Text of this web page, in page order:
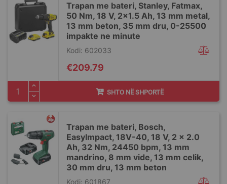
Trapan me bateri, Stanley, Fatmax,
50 Nm, 18 V, 2x1.5 Ah, 13 mm metal,
13 mm beton, 35 mm dru, 0-25500
impakte ne minute
Kodi: 602033
€209.79
SHTO NË SHPORTË
Trapan me bateri, Bosch,
EasyImpact, 18V-40, 18 V, 2 x 2.0
Ah, 32 Nm, 24450 bpm, 13 mm
mandrino, 8 mm vide, 13 mm celik,
30 mm dru, 13 mm beton
Kodi: 601867